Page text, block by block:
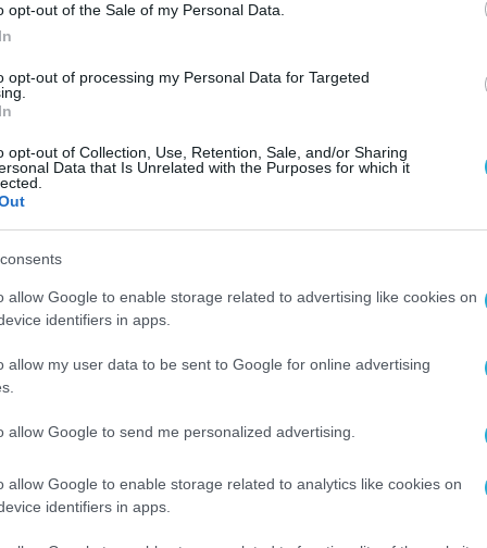
opt-out of the Sale of my Personal Data.
opt-out of processing my Personal Data for Targeted
opt-out of Collection, Use, Retention, Sale, and/or Sharing
Data that Is Unrelated with the Purposes for which it
allow Google to enable storage related to advertising like cookies on
identifiers in apps.
allow my user data to be sent to Google for online advertising
allow Google to send me personalized advertising.
allow Google to enable storage related to analytics like cookies on
identifiers in apps.
U με μερίδιο 24.7%
Notebook
για δεύτερη
Notebooks,στην αγορά τωνSMB, με μερίδιο
αναφέρεται στα αποτελέσματα του
Οικονομικού έτους 25/26, όπου κατέγραψε
αυτό προκύπτει από πωλήσεις τόσο στον
αγοράς 45,5% & 46,6% αντίστοιχα.
της
της κορυφαίας θέσης της Lenovo
Συνεχίζουμε να επενδύουμε δυναμικά στην
που ανταποκρίνονται στις πραγματικές
απόδειξη της εμπιστοσύνης που μας